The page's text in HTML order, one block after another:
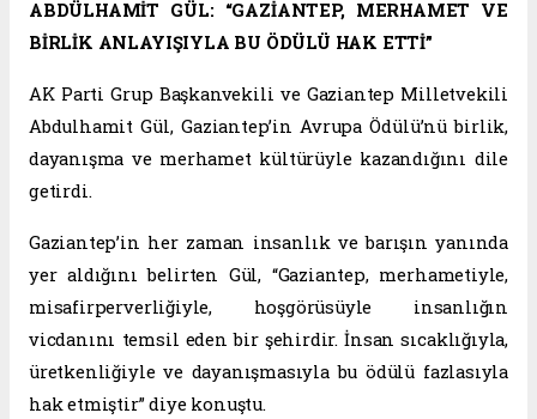
ABDÜLHAMİT GÜL: “GAZİANTEP, MERHAMET VE
BİRLİK ANLAYIŞIYLA BU ÖDÜLÜ HAK ETTİ”
AK Parti Grup Başkanvekili ve Gaziantep Milletvekili
Abdulhamit Gül, Gaziantep’in Avrupa Ödülü’nü birlik,
dayanışma ve merhamet kültürüyle kazandığını dile
getirdi.
Gaziantep’in her zaman insanlık ve barışın yanında
yer aldığını belirten Gül, “Gaziantep, merhametiyle,
misafirperverliğiyle, hoşgörüsüyle insanlığın
vicdanını temsil eden bir şehirdir. İnsan sıcaklığıyla,
üretkenliğiyle ve dayanışmasıyla bu ödülü fazlasıyla
hak etmiştir” diye konuştu.